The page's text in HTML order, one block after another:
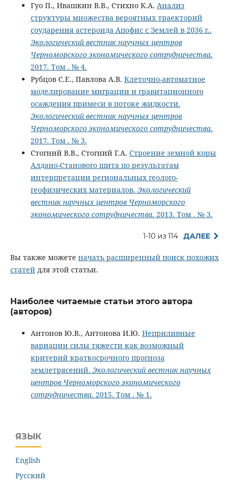
Гуо П., Ивашкин В.В., Стихно К.А. Анализ
структуры множества вероятных траекторий
соударения астероида Апофис с Землей в 2036 г..
Экологический вестник научных центров
Черноморского экономического сотрудничества.
2017. Том . № 4.
Рубцов С.Е., Павлова А.В. Клеточно-автоматное
моделирование миграции и гравитационного
осаждения примеси в потоке жидкости.
Экологический вестник научных центров
Черноморского экономического сотрудничества.
2017. Том . № 3.
Стогний В.В., Стогний Г.А. Строение земной коры
Алдано-Cтанового щита по результатам
интерпретации региональных геолого-
геофизических материалов. Экологический
вестник научных центров Черноморского
экономического сотрудничества. 2013. Том . № 3.
1-10 из 114 ДАЛЕЕ
Вы также можете начать расширенный поиск похожих
статейдля этой статьи.
Наиболее читаемые статьи этого автора
(авторов)
Антонов Ю.В., Антонова И.Ю. Неприливные
вариации силы тяжести как возможный
критерий краткосрочного прогноза
землетрясений. Экологический вестник научных
центров Черноморского экономического
сотрудничества. 2015. Том . № 1.
ЯЗЫК
English
Русский